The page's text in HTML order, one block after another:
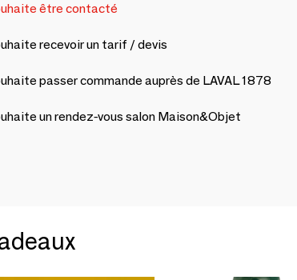
être contacté
recevoir un tarif / devis
passer commande auprès de LAVAL 1878
un rendez-vous salon Maison&Objet